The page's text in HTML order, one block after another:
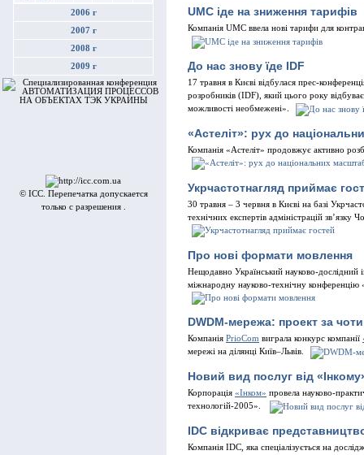
2006 г
2007 г
2008 г
2009 г
© ICC. Перепечатка допускается
только с разрешения .
UMC іде на зниження тарифів
Компанія UMC ввела нові тарифи для
До наc знову їде IDF
17 травня в Києві відбулася прес-
розробників (IDF), який цього року
можливості необмежені».
«Астеліт»: рух до
Компанія «Астеліт» продовжує активно
Укрчастотнагляд приймає
30 травня – 3 червня в Києві на базі
технічних експертів адміністрацій зв’язку
Про нові формати мовлення
Нещодавно Український науково-дослідний
міжнародну науково-технічну конференцію
DWDM-мережа: проект за
Компанія PrioCom виграла конкурс компанії
мережі на ділянці Київ–Львів.
Новий вид послуг від
Корпорація «Інком» провела науково-
технологій-2005».
IDC відкриває
Компанія IDC, яка спеціалізується на